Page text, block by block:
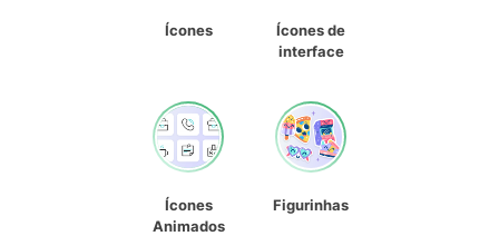
Ícones
Ícones de
interface
Ícones
Animados
Figurinhas